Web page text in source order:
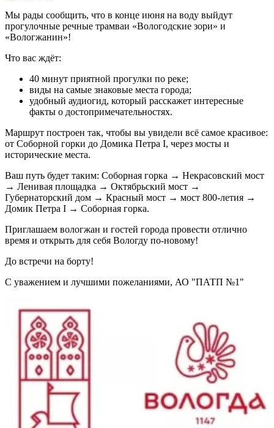
Мы рады сообщить, что в конце июня на воду выйдут
прогулочные речные трамваи «Вологодские зори» и
«Вологжанин»!
Что вас ждёт:
40 минут приятной прогулки по реке;
виды на самые знаковые места города;
удобный аудиогид, который расскажет интересные
факты о достопримечательностях.
Маршрут построен так, чтобы вы увидели всё самое красивое:
от Соборной горки до Домика Петра I, через мосты и
исторические места.
Ваш путь будет таким: Соборная горка → Некрасовский мост
→ Ленивая площадка → Октябрьский мост →
Губернаторский дом → Красный мост → мост 800‑летия →
Домик Петра I → Соборная горка.
Приглашаем вологжан и гостей города провести отлично
время и открыть для себя Вологду по‑новому!
До встречи на борту!
С уважением и лучшими пожеланиями, АО "ПАТП №1"